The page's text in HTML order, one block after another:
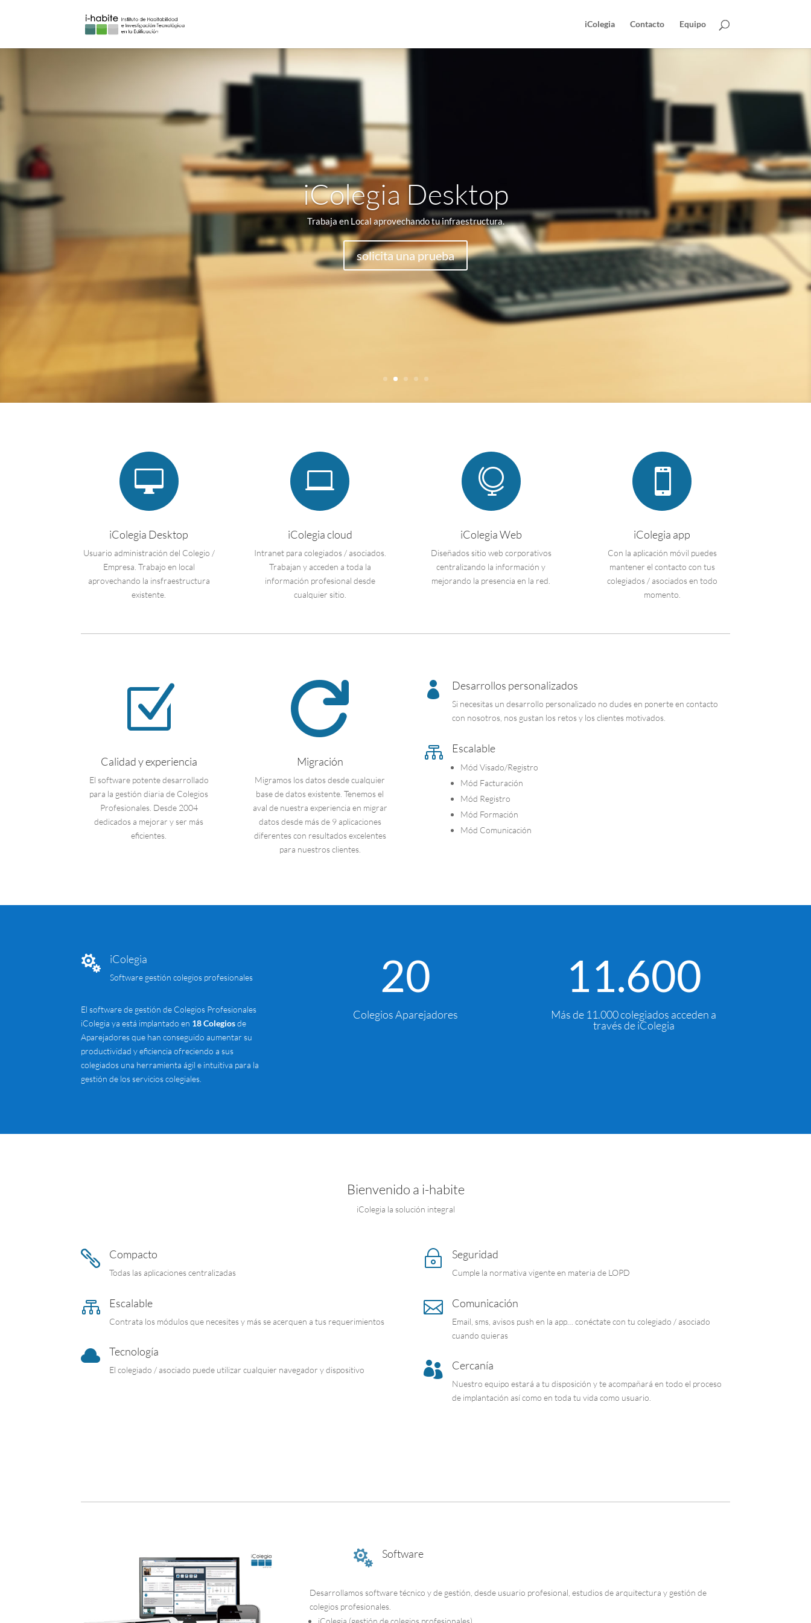
iColegia Contacto Equipo

iColegia Desktop
Usuario administración del Colegio /
Empresa. Trabajo en local
aprovechando la insfraestructura
existente.

iColegia cloud
Intranet para colegiados / asociados.
Trabajan y acceden a toda la
información profesional desde
cualquier sitio.

iColegia Web
Diseñados sitio web corporativos
centralizando la información y
mejorando la presencia en la red.

iColegia app
Con la aplicación móvil puedes
mantener el contacto con tus
colegiados / asociados en todo
momento.
Z
Calidad y experiencia
El software potente desarrollado
para la gestión diaria de Colegios
Profesionales. Desde 2004
dedicados a mejorar y ser más
eficientes.

Migración
Migramos los datos desde cualquier
base de datos existente. Tenemos el
aval de nuestra experiencia en migrar
datos desde más de 9 aplicaciones
diferentes con resultados excelentes
para nuestros clientes.
 Desarrollos personalizados
Si necesitas un desarrollo personalizado no dudes en ponerte en contacto
con nosotros, nos gustan los retos y los clientes motivados.
 Escalable
Mód Visado/Registro
Mód Facturación
Mód Registro
Mód Formación
Mód Comunicación
 iColegia
Software gestión colegios profesionales
El software de gestión de Colegios Profesionales
iColegia ya está implantado en 18 Colegiosde
Aparejadores que han conseguido aumentar su
productividad y eficiencia ofreciendo a sus
colegiados una herramienta ágil e intuitiva para la
gestión de los servicios colegiales.
20
Colegios Aparejadores
11.600
Más de 11.000 colegiados acceden a
través de iColegia
Bienvenido a i-habite
iColegia la solución integral
 Compacto
Todas las aplicaciones centralizadas
 Escalable
Contrata los módulos que necesites y más se acerquen a tus requerimientos
 Tecnología
El colegiado / asociado puede utilizar cualquier navegador y dispositivo
~ Seguridad
Cumple la normativa vigente en materia de LOPD
 Comunicación
Email, sms, avisos push en la app… conéctate con tu colegiado / asociado
cuando quieras
 Cercanía
Nuestro equipo estará a tu disposición y te acompañará en todo el proceso
de implantación así como en toda tu vida como usuario.
 Software
Desarrollamos software técnico y de gestión, desde usuario profesional, estudios de arquitectura y gestión de
colegios profesionales.
iColegia (gestión de colegios profesionales)